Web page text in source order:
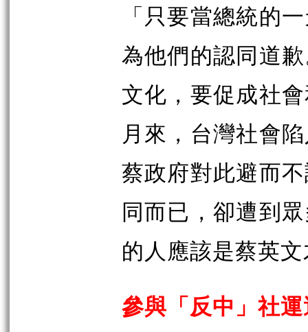
「只要當總統的
為他們的認同道
文化，要促成社
月來，台灣社會
蔡政府對此避而
同而已，卻遭到
的人應該是蔡英
參與「反中」社